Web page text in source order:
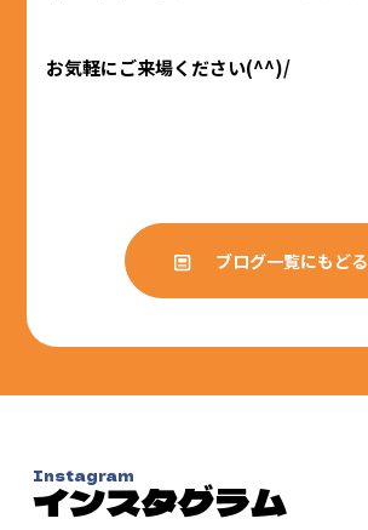
お気軽にご来場ください(^^)/
ブログ一覧にもどる
Instagram
インスタグラム